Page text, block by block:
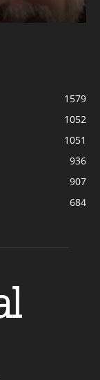
1579
1052
1051
936
907
684